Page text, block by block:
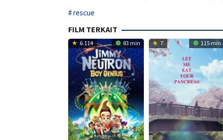
rescue
FILM TERKAIT
6.114 83 min 7 115 min